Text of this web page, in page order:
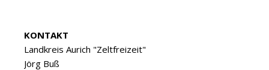
KONTAKT
Landkreis Aurich "Zeltfreizeit"
Jörg Buß